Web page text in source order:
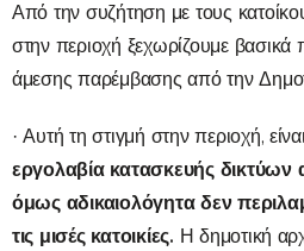
Από την συζήτηση με τους
στην περιοχή ξεχωρίζουμε
άμεσης παρέμβασης από την
· Αυτή τη στιγμή στην περιοχή,
εργολαβία κατασκευής
όμως αδικαιολόγητα δεν
τις μισές κατοικίες. Η δημοτική